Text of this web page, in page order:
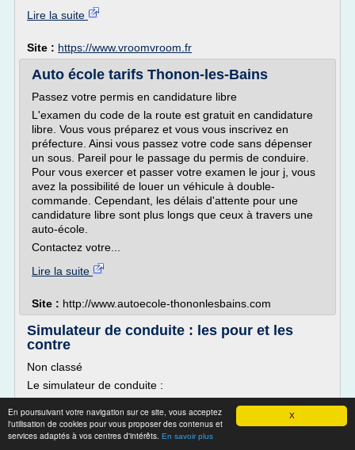
X
En poursuivant votre navigation sur ce site, vous acceptez
l'utilisation de cookies pour vous proposer des contenus et
services adaptés à vos centres d'intérêts. En savoir plus
Lire la suite
Site : https://www.vroomvroom.fr
Auto école tarifs Thonon-les-Bains
Passez votre permis en candidature libre
L'examen du code de la route est gratuit en candidature
libre. Vous vous préparez et vous vous inscrivez en
préfecture. Ainsi vous passez votre code sans dépenser
un sous. Pareil pour le passage du permis de conduire.
Pour vous exercer et passer votre examen le jour j, vous
avez la possibilité de louer un véhicule à double-
commande. Cependant, les délais d'attente pour une
candidature libre sont plus longs que ceux à travers une
auto-école.
Contactez votre...
Lire la suite
Site : http://www.autoecole-thononlesbains.com
Simulateur de conduite : les pour et les
contre
Non classé
Le simulateur de conduite :
Le simulateur de conduite est une technique de conduite
que certaines auto-écoles proposent à leurs élèves. Cela
peut être dans le cadre de l'évaluation de départ, des